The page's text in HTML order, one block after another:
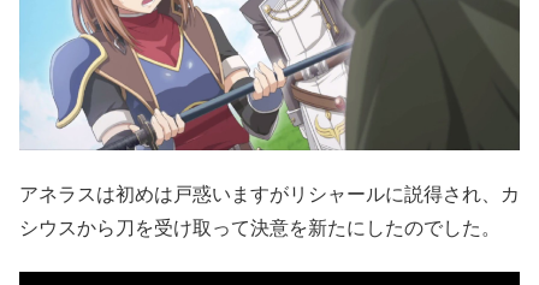
アネラスは初めは戸惑いますがリシャールに説得され、カ
シウスから刀を受け取って決意を新たにしたのでした。